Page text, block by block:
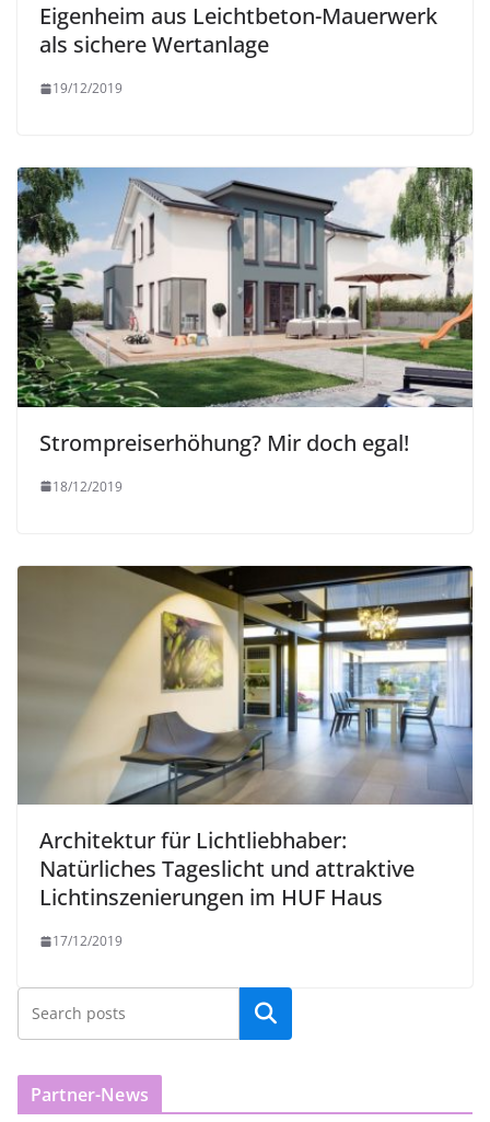
Eigenheim aus Leichtbeton-Mauerwerk
als sichere Wertanlage
19/12/2019
Strompreiserhöhung? Mir doch egal!
18/12/2019
Architektur für Lichtliebhaber:
Natürliches Tageslicht und attraktive
Lichtinszenierungen im HUF Haus
17/12/2019
Partner-News